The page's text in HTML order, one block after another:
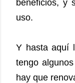
beneficios, y
uso.
Y hasta aquí
tengo
hay que